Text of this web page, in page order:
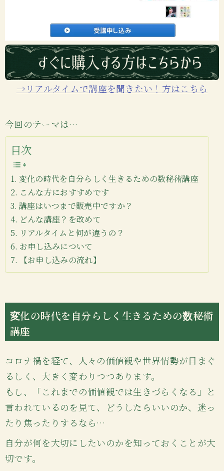
→リアルタイムで講座を聞きたい！方はこちら
今回のテーマは…
目次
変化の時代を自分らしく生きるための数秘術講座
こんな方におすすめです
講座はいつまで販売中ですか？
どんな講座？を改めて
リアルタイムと何が違うの？
お申し込みについて
【お申し込みの流れ】
変化の時代を自分らしく生きるための数秘術
講座
コロナ禍を経て、人々の価値観や世界情勢が目まぐ
るしく、大きく変わりつつあります。
もし、「これまでの価値観では生きづらくなる」と
言われているのを見て、どうしたらいいのか、迷っ
たり焦ったりするなら…
自分が何を大切にしたいのかを知っておくことが大
切です。